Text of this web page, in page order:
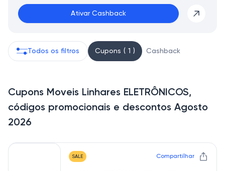
Ativar Cashback
Todos os filtros Cupons ( 1 ) Cashback
Cupons Moveis Linhares ELETRÔNICOS,
códigos promocionais e descontos Agosto
2026
SALE Compartilhar